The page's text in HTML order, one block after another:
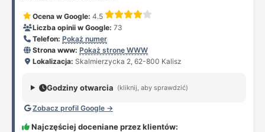
Ocena w Google: 4.5
Liczba opinii w Google: 73
Telefon: Pokaż numer
Strona www: Pokaż stronę WWW
Lokalizacja: Skalmierzycka 2, 62-800 Kalisz
Godziny otwarcia (kliknij, aby sprawdzić)
Zobacz profil Google →
Najczęściej doceniane przez klientów: